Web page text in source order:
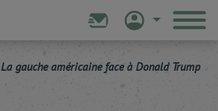
La gauche américaine face à Donald Trump